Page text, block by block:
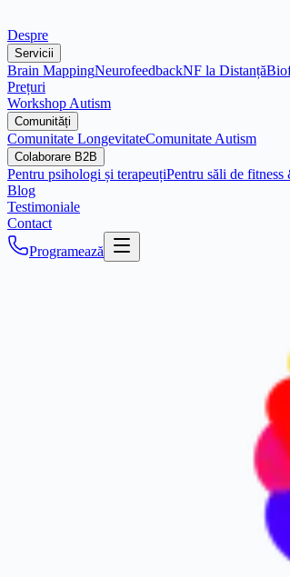
Despre
Servicii
Brain MappingNeurofeedbackNF la Distanță
Prețuri
Workshop Autism
Comunități
Comunitate LongevitateComunitate Autism
Colaborare B2B
Pentru psihologi și terapeuțiPentru săli de fitness
Blog
Testimoniale
Contact
Programează